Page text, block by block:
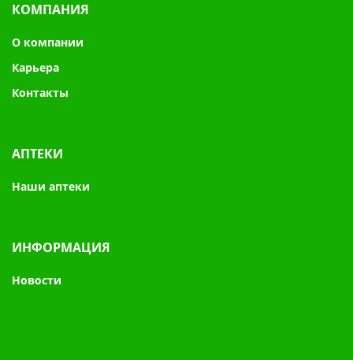
КОМПАНИЯ
О компании
Карьера
Контакты
АПТЕКИ
Наши аптеки
ИНФОРМАЦИЯ
Новости